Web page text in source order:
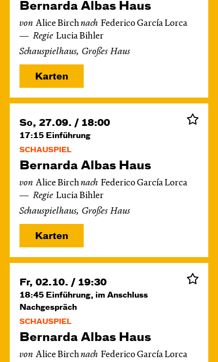
Bernarda Albas Haus
von Alice Birchnach Federico García Lorca
Regie Lucia Bihler
Schauspielhaus, Großes Haus
Karten
So, 27.09. / 18:00
17:15 Einführung
SCHAUSPIEL
Bernarda Albas Haus
von Alice Birchnach Federico García Lorca
Regie Lucia Bihler
Schauspielhaus, Großes Haus
Karten
Fr, 02.10. / 19:30
18:45 Einführung, im Anschluss
Nachgespräch
SCHAUSPIEL
Bernarda Albas Haus
von Alice Birchnach Federico García Lorca